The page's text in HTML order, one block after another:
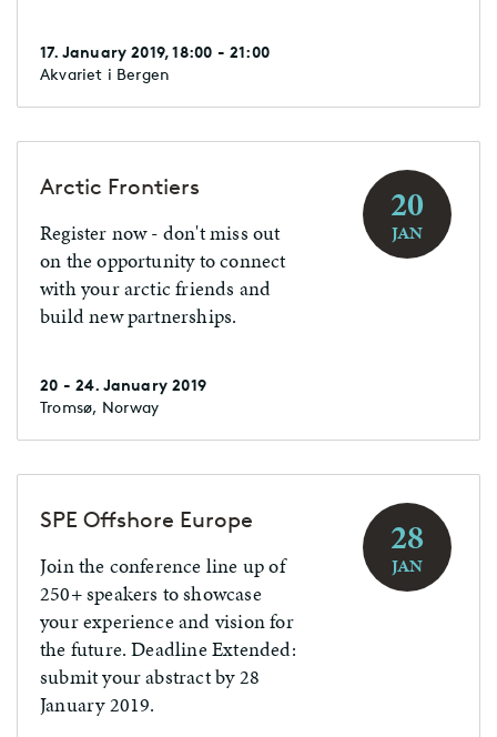
17. January 2019, 18:00 - 21:00
Akvariet i Bergen
Arctic Frontiers
Register now - don't miss out
on the opportunity to connect
with your arctic friends and
build new partnerships.
20 - 24. January 2019
Tromsø, Norway
20
JAN
SPE Offshore Europe
Join the conference line up of
250+ speakers to showcase
your experience and vision for
the future. Deadline Extended:
submit your abstract by 28
January 2019.
28
JAN